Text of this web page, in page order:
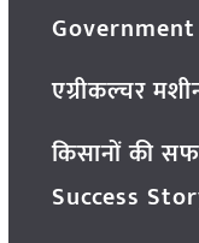
Government
एग्रीकल्चर
किसानों की
Success